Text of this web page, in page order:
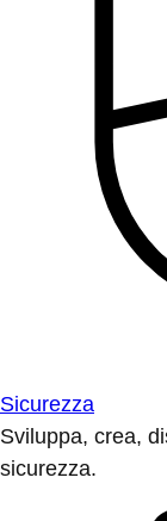
Sicurezza
Sviluppa, crea,
sicurezza.